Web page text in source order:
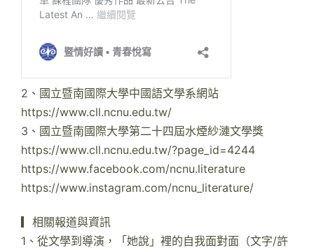
2、國立暨南國際大學中國語文學系網站
https://www.cll.ncnu.edu.tw/
3、國立暨南國際大學第二十四屆水煙紗漣文學獎
https://www.cll.ncnu.edu.tw/?page_id=4244
https://www.facebook.com/ncnu.literature
https://www.instagram.com/ncnu_literature/
▎相關報道與資訊
1、從文學到導演，「她說」裡的自我面對面（文字/許